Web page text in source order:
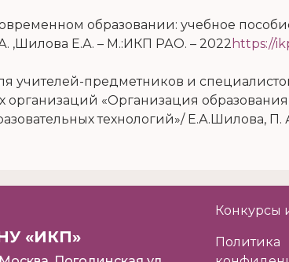
образовании: учебное
,Шилова Е.А. – М.:ИКП РАО. – 2022 https://
предметников и
«Организация
технологий»/ Е.А.Шилова,
«ИКП»
Конкурсы
Политика